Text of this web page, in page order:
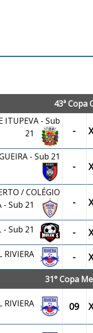
43ª Copa
ITUPEVA - Sub
21
- X
- Sub 21
- X
/ COLÉGIO
- Sub 21
- X
- Sub 21 - X
RIVIERA - X
31° Copa
RIVIERA 09 X